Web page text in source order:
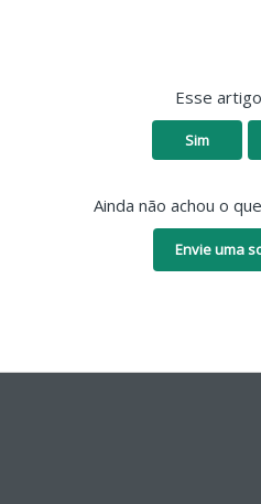
Esse
Sim
Ainda não achou o
Envie uma